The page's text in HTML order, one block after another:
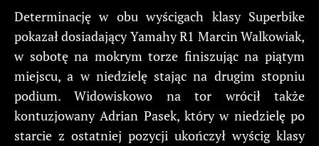
Determinację w obu wyścigach klasy Superbike
pokazał dosiadający Yamahy R1 Marcin Walkowiak,
w sobotę na mokrym torze finiszując na piątym
miejscu, a w niedzielę stając na drugim stopniu
podium. Widowiskowo na tor wrócił także
kontuzjowany Adrian Pasek, który w niedzielę po
starcie z ostatniej pozycji ukończył wyścig klasy